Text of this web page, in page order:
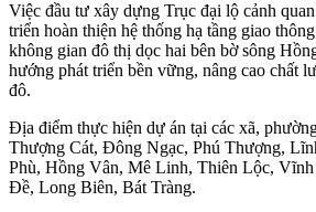
Việc đầu tư xây dựng Trục đại lộ cảnh
triển hoàn thiện hệ thống hạ tầng giao
không gian đô thị dọc hai bên bờ sông
hướng phát triển bền vững, nâng cao chất
đô.
Địa điểm thực hiện dự án tại các xã,
Thượng Cát, Đông Ngạc, Phú Thượng,
Phù, Hồng Vân, Mê Linh, Thiên Lộc,
Đề, Long Biên, Bát Tràng.